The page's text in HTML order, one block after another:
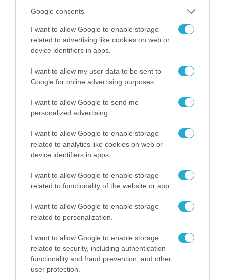
Google consents
I want to allow Google to enable storage
related to advertising like cookies on web or
device identifiers in apps.
I want to allow my user data to be sent to
Google for online advertising purposes.
I want to allow Google to send me
personalized advertising.
I want to allow Google to enable storage
related to analytics like cookies on web or
device identifiers in apps.
I want to allow Google to enable storage
related to functionality of the website or app.
I want to allow Google to enable storage
related to personalization.
I want to allow Google to enable storage
related to security, including authentication
functionality and fraud prevention, and other
user protection.
06.08.2026 | 09:03
«Οι εντελώς αθώοι»: Η ανάρτηση του Αρκά για
τα ζώα που χάθηκαν στις πυρκαγιές της
Αττικής (φωτο)
Αυτή την ώρα το τελευταίο «αντίο» στον πρώην
υπουργό Ι.Βαρβιτσιώτη (φωτο)